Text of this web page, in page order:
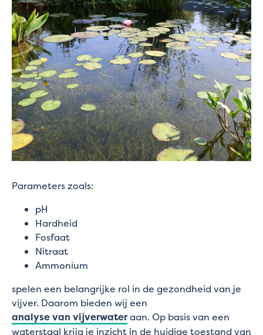
Parameters zoals:
pH
Hardheid
Fosfaat
Nitraat
Ammonium
spelen een belangrijke rol in de gezondheid van je
vijver. Daarom bieden wij een
analyse van vijverwateraan. Op basis van een
waterstaal krijg je inzicht in de huidige toestand van